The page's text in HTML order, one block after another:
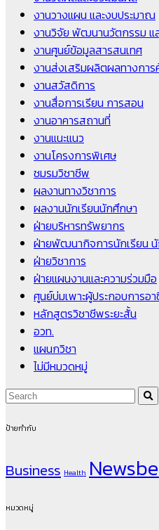
งานวางแผน และงบประมาณ
งานวิจัย พัฒนานวัตกรรม แ
งานศูนย์ข้อมูลสารสนเทศ
งานส่งเสริมผลิตผลทางการ
งานสวัสดิการ
งานสื่อการเรียน การสอน
งานอาคารสถานที่
งานแนะแนว
งานโครงการพิเศษ
ชมรมวิชาชีพ
ผลงานทางวิชาการ
ผลงานนักเรียนนักศึกษา
ฝ่ายบริหารทรัพยากร
ฝ่ายพัฒนากิจการนักเรียน
ฝ่ายวิชาการ
ฝ่ายแผนงานและความร่วมมือ
ศูนย์บ่มเพาะผู้ประกอบการอ
หลักสูตรวิชาชีพระยะสั้น
อวท.
แผนกวิชา
ไม่มีหมวดหมู่
ป้ายกำกับ
Business Health
หมวดหมู่